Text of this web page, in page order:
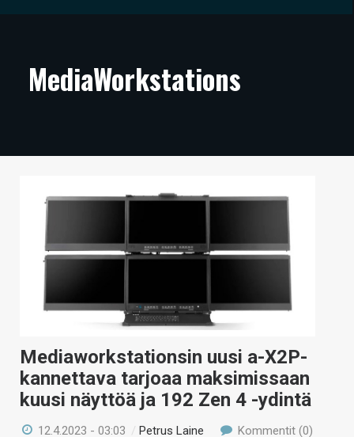
ARTIKKELIT
TECHBBS
TIETOA
HINTA.FI
KAUPPA
VAIHDA TEEMA
HAKU
MediaWorkstations
Mediaworkstationsin uusi a-X2P-
kannettava tarjoaa maksimissaan
kuusi näyttöä ja 192 Zen 4 -ydintä
12.4.2023 - 03:03 /Petrus Laine Kommentit (0)